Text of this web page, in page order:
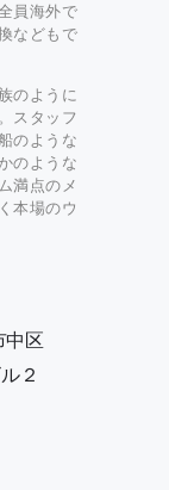
員海外で
などもで
のように
スタッフ
のような
のような
満点のメ
本場のウ
中区
２